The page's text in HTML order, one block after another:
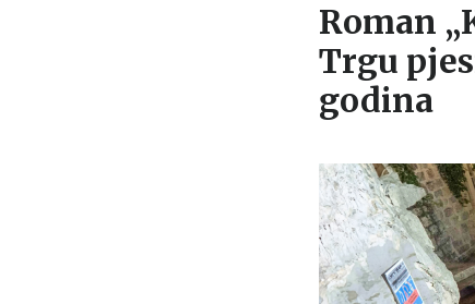
Roman
Trgu
godina